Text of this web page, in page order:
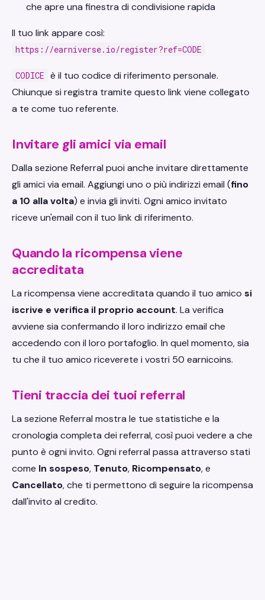
che apre una finestra di condivisione rapida
Il tuo link appare così:
https://earniverse.io/register?ref=CODE
CODICE è il tuo codice di riferimento personale.
Chiunque si registra tramite questo link viene collegato
a te come tuo referente.
Invitare gli amici via email
Dalla sezione Referral puoi anche invitare direttamente
gli amici via email. Aggiungi uno o più indirizzi email (fino
a 10 alla volta) e invia gli inviti. Ogni amico invitato
riceve un'email con il tuo link di riferimento.
Quando la ricompensa viene
accreditata
La ricompensa viene accreditata quando il tuo amico si
iscrive e verifica il proprio account. La verifica
avviene sia confermando il loro indirizzo email che
accedendo con il loro portafoglio. In quel momento, sia
tu che il tuo amico riceverete i vostri 50 earnicoins.
Tieni traccia dei tuoi referral
La sezione Referral mostra le tue statistiche e la
cronologia completa dei referral, così puoi vedere a che
punto è ogni invito. Ogni referral passa attraverso stati
come In sospeso, Tenuto, Ricompensato, e
Cancellato, che ti permettono di seguire la ricompensa
dall'invito al credito.